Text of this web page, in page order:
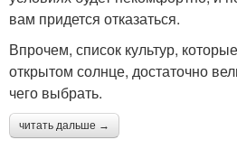
вам придется отказаться.
Впрочем, список культур,
открытом солнце, достаточно
чего выбрать.
читать дальше →